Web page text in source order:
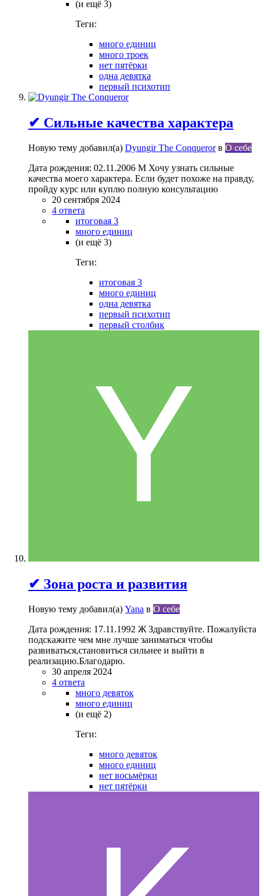
(и ещё 3)
Теги:
много единиц
много троек
нет пятёрки
одна девятка
первый психотип
✔ Сильные качества характера
Новую тему добавил(а) Dyungir The Conquerorв О себе
Дата рождения: 02.11.2006 М Хочу узнать сильные
качества моего характера. Если будет похоже на правду,
пройду курс или куплю полную консультацию
20 сентября 2024
4 ответа
итоговая 3
много единиц
(и ещё 3)
Теги:
итоговая 3
много единиц
одна девятка
первый психотип
первый столбик
✔ Зона роста и развития
Новую тему добавил(а) Yana в О себе
Дата рождения: 17.11.1992 Ж Здравствуйте. Пожалуйста
подскажите чем мне лучше заниматься чтобы
развиваться,становиться сильнее и выйти в
реализацию.Благодарю.
30 апреля 2024
4 ответа
много девяток
много единиц
(и ещё 2)
Теги:
много девяток
много единиц
нет восьмёрки
нет пятёрки